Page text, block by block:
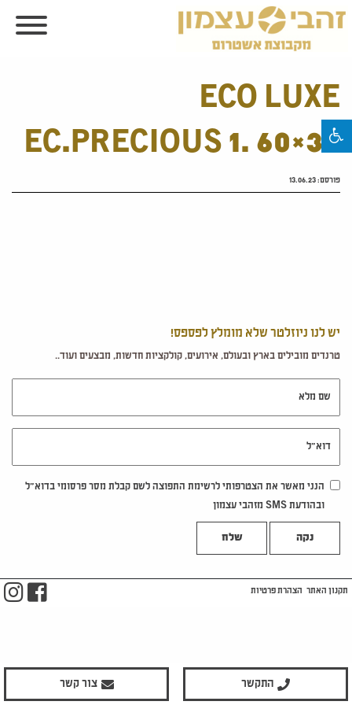
ECO LUXE
EC.PRECIOUS 1. 60×30
פורסם:13.06.23
יש לנו ניוזלטר שלא מומלץ לפספס!
טרנדים מובילים בארץ ובעולם, אירועים, קולקציות חדשות, מבצעים ועוד..
הנני מאשר את הצטרפותי לרשימת התפוצה לשם קבלת מסר פרסומי בדוא"ל
ובהודעת SMS מזהבי עצמון
נקה
התקשר צור קשר
תקנון האתר הצהרת פרטיות